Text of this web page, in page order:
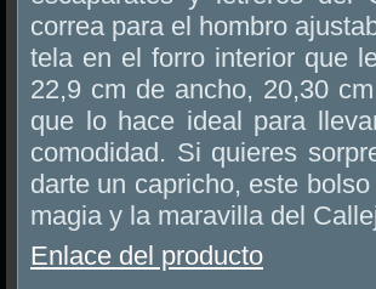
correa para el hombro
tela en el forro interior que
22,9 cm de ancho, 20,30
que lo hace ideal para
comodidad. Si quieres
darte un capricho, este
magia y la maravilla del
Enlace del producto